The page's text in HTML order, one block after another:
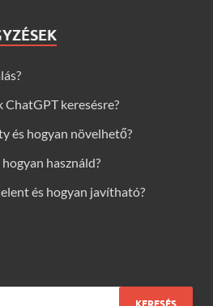
keresésre?
és hogyan növelhető?
használd?
és hogyan javítható?